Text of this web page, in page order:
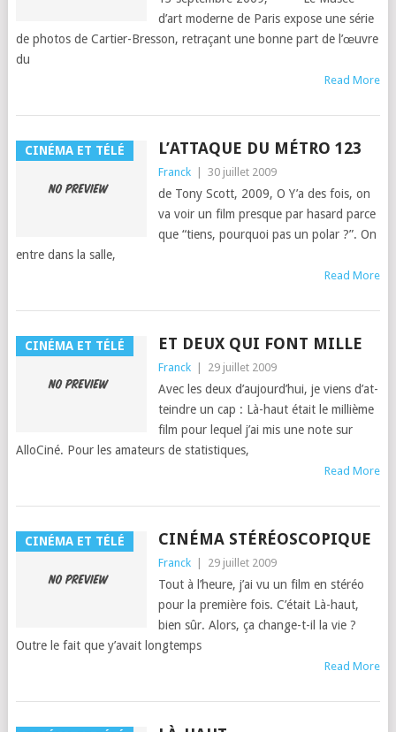
d’art mod­erne de Paris expose une série
de pho­tos de Carti­er-Bres­son, retraçant une bonne part de l’œu­vre
du
Read More
CINÉMA ET TÉLÉ L’ATTAQUE DU MÉTRO 123
Franck 30 juillet 2009
de Tony Scott, 2009, O Y’a des fois, on
va voir un film presque par hasard parce
que “tiens, pourquoi pas un polar ?”. On
entre dans la salle,
Read More
CINÉMA ET TÉLÉ ET DEUX QUI FONT MILLE
Franck 29 juillet 2009
Avec les deux d’au­jour­d’hui, je viens d’at­
tein­dre un cap : Là-haut était le mil­lième
film pour lequel j’ai mis une note sur
AlloCiné. Pour les ama­teurs de sta­tis­tiques,
Read More
CINÉMA ET TÉLÉ CINÉMA STÉRÉOSCOPIQUE
Franck 29 juillet 2009
Tout à l’heure, j’ai vu un film en stéréo
pour la pre­mière fois. C’é­tait Là-haut,
bien sûr. Alors, ça change-t-il la vie ?
Out­re le fait que y’avait longtemps
Read More